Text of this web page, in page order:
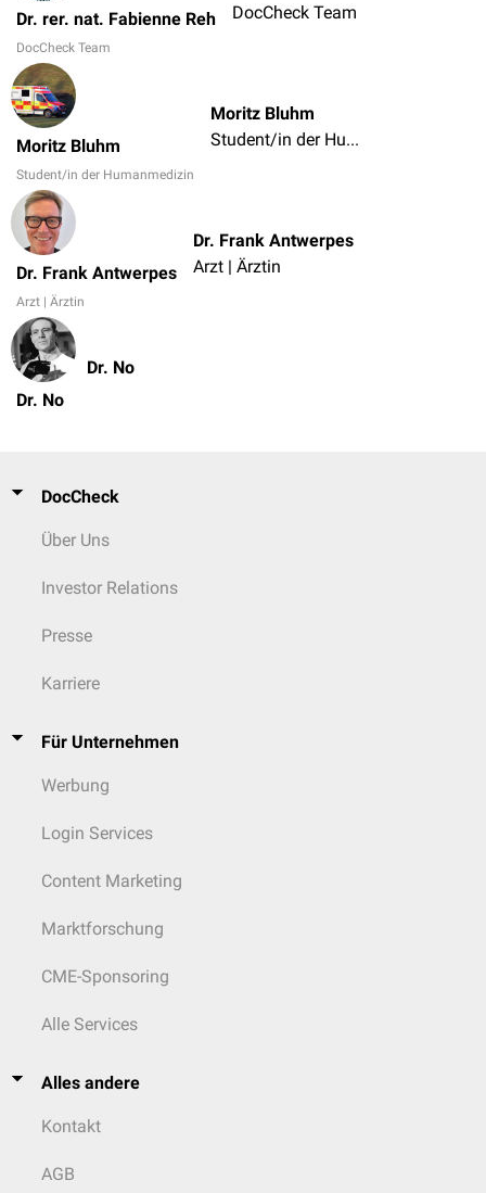
Dr. rer. nat. Fabienne Reh
DocCheck Team
DocCheck Team
Moritz Bluhm
Student/in der Humanmedizin
Moritz Bluhm
Student/in der Humanmedizin
Dr. Frank Antwerpes
Arzt | Ärztin
Dr. Frank Antwerpes
Arzt | Ärztin
Dr. No
Dr. No
DocCheck
Über Uns
Investor Relations
Presse
Karriere
Für Unternehmen
Werbung
Login Services
Content Marketing
Marktforschung
CME-Sponsoring
Alle Services
Alles andere
Kontakt
AGB